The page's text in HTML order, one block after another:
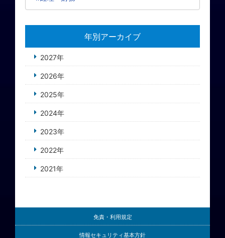
年別アーカイブ
2027年
2026年
2025年
2024年
2023年
2022年
2021年
免責・利用規定
情報セキュリティ基本方針